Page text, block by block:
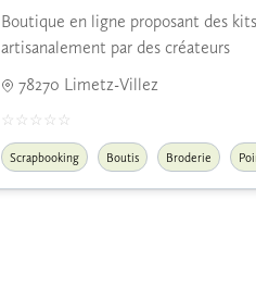
Boutique en ligne proposant des
artisanalement par des créateurs
78270 Limetz-Villez
Scrapbooking Boutis Broderie